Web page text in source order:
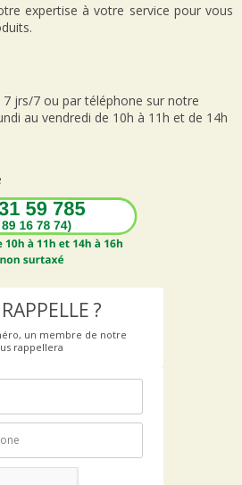
expertise à votre service pour vous
jrs/7 ou par téléphone sur notre
au vendredi de 10h à 11h et de 14h
?
un membre de notre
rappellera